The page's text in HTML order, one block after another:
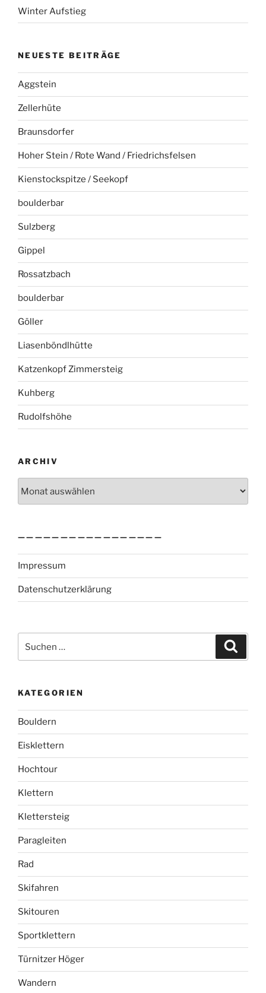
Winter Aufstieg
NEUESTE BEITRÄGE
Aggstein
Zellerhüte
Braunsdorfer
Hoher Stein / Rote Wand / Friedrichsfelsen
Kienstockspitze / Seekopf
boulderbar
Sulzberg
Gippel
Rossatzbach
boulderbar
Göller
Liasenböndlhütte
Katzenkopf Zimmersteig
Kuhberg
Rudolfshöhe
ARCHIV
—————————————————
Impressum
Datenschutzerklärung
nach:
KATEGORIEN
Bouldern
Eisklettern
Hochtour
Klettern
Klettersteig
Paragleiten
Rad
Skifahren
Skitouren
Sportklettern
Türnitzer Höger
Wandern